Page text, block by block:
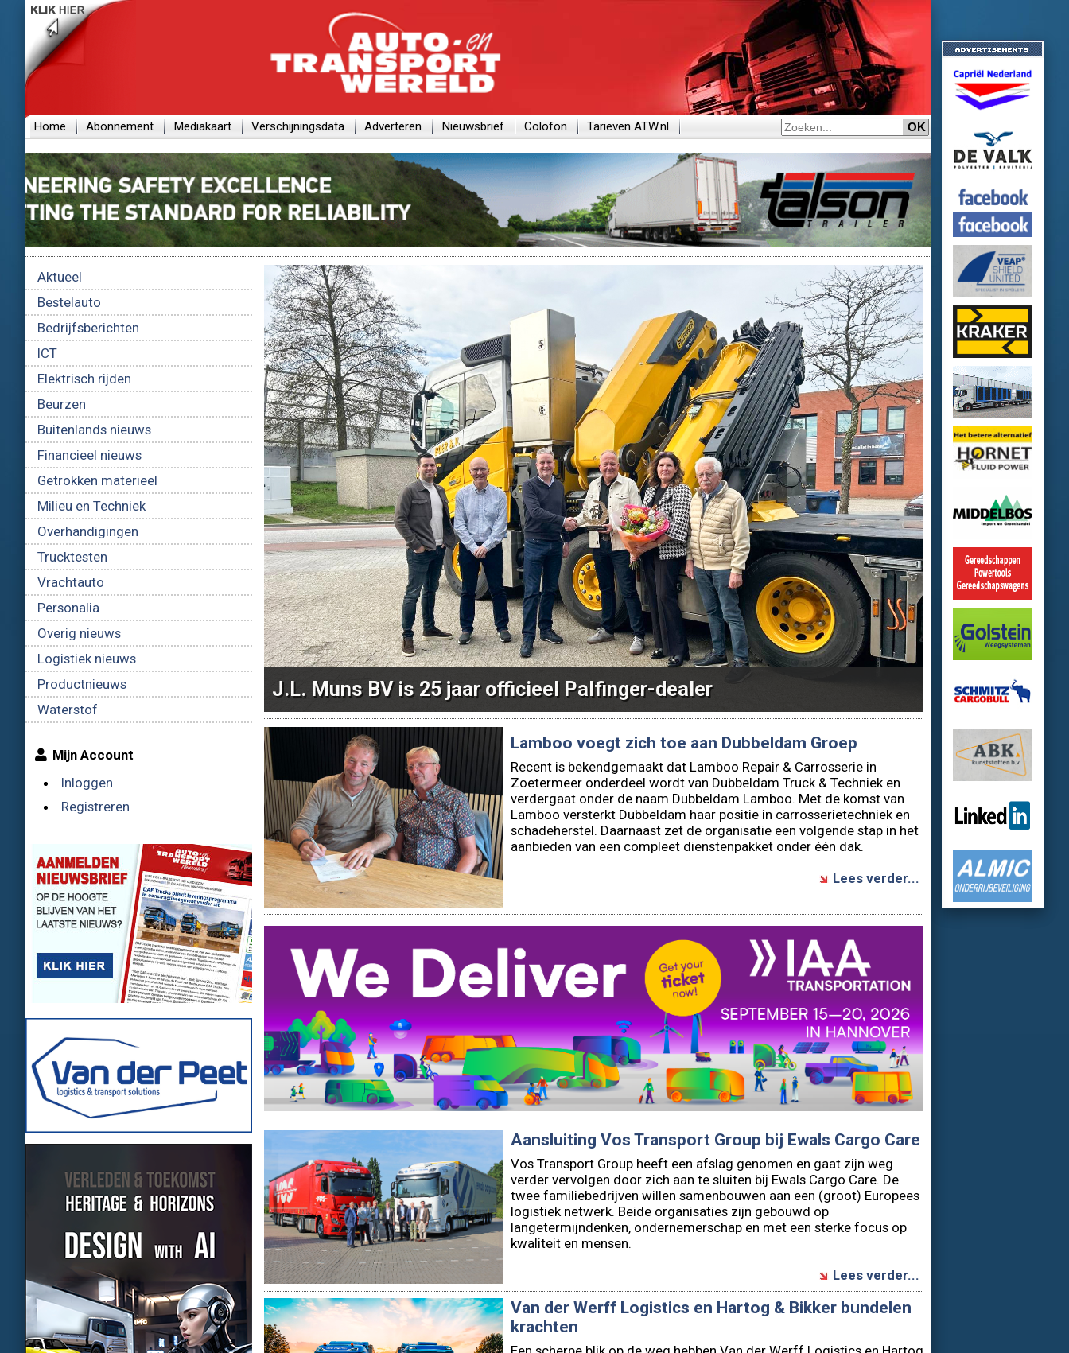
Home Abonnement Mediakaart Verschijningsdata Adverteren Nieuwsbrief Colofon Tarieven ATW.nl
Aktueel
Bestelauto
Bedrijfsberichten
ICT
Elektrisch rijden
Beurzen
Buitenlands nieuws
Financieel nieuws
Getrokken materieel
Milieu en Techniek
Overhandigingen
Trucktesten
Vrachtauto
Personalia
Overig nieuws
Logistiek nieuws
Productnieuws
Waterstof
Mijn Account
Inloggen
Registreren
J.L. Muns BV is 25 jaar officieel Palfinger-dealer
Jumbo Groenewegen bundelt haar activiteiten in Gilze
Roordink Bedrijfswagens MAN Dealer van het Jaar
De Nederlandse Arbeidsinspectie legt Haags transportbedrijf stil
BTS nieuwe Farizon-dealer voor Noord-Holland
Terberg Techniek Baarlo wordt Dubbeldam Baarlo
Lamboo voegt zich toe aan Dubbeldam Groep
Recent is bekendgemaakt dat Lamboo Repair & Carrosserie in
verdergaat onder de naam Dubbeldam Lamboo. Met de komst van
Lamboo versterkt Dubbeldam haar positie in carrosserietechniek en
schadeherstel. Daarnaast zet de organisatie een volgende stap in het
aanbieden van een compleet dienstenpakket onder één dak.
Lees verder...
Aansluiting Vos Transport Group bij Ewals Cargo Care
Vos Transport Group heeft een afslag genomen en gaat zijn weg
verder vervolgen door zich aan te sluiten bij Ewals Cargo Care. De
twee familiebedrijven willen samenbouwen aan een (groot) Europees
logistiek netwerk. Beide organisaties zijn gebouwd op
langetermijndenken, ondernemerschap en met een sterke focus op
kwaliteit en mensen.
Lees verder...
Van der Werff Logistics en Hartog & Bikker bundelen
Een scherpe blik op de weg hebben Van der Werff Logistics en Hartog
& Bikker al, maar nu ook een gezamenlijke scherpe blik op de
toekomst. De twee transport- en logistiekbedrijven zijn gefuseerd en
maken sinds kort deel uit van de HBW Logistics Group B.V.